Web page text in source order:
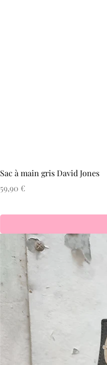
Sac à main gris David Jones
Prix
59,90 €